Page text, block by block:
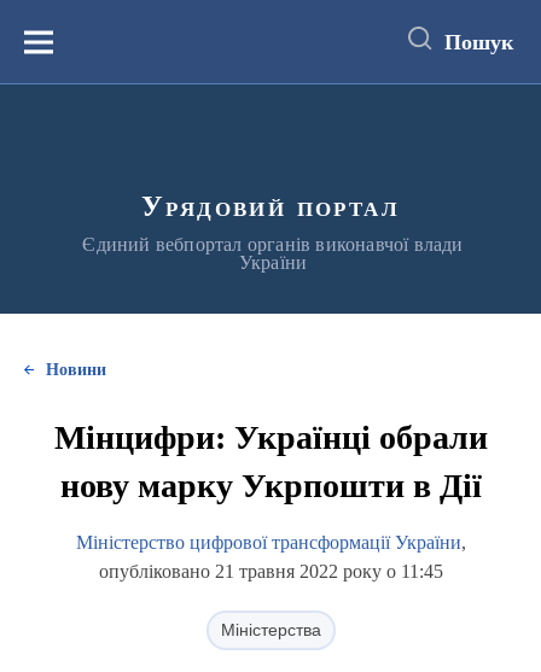
вмістуМеню Пошук
Урядовий портал
Єдиний вебпортал органів виконавчої влади
України
Новини
Мінцифри: Українці обрали
нову марку Укрпошти в Дії
Міністерство цифрової трансформації України,
опубліковано 21 травня 2022 року о 11:45
Міністерства